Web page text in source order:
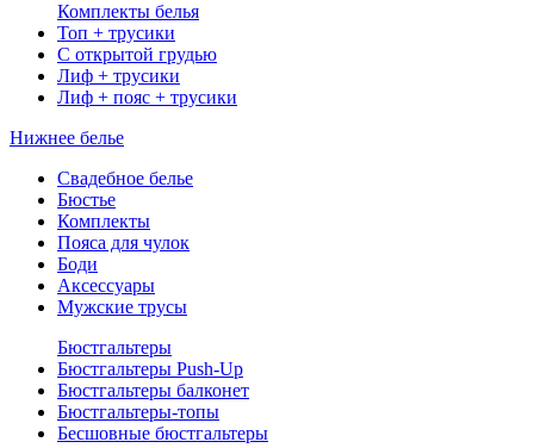
Комплекты белья
Топ + трусики
С открытой грудью
Лиф + трусики
Лиф + пояс + трусики
Нижнее белье
Свадебное белье
Бюстье
Комплекты
Пояса для чулок
Боди
Аксессуары
Мужские трусы
Бюстгальтеры
Бюстгальтеры Push-Up
Бюстгальтеры балконет
Бюстгальтеры-топы
Бесшовные бюстгальтеры